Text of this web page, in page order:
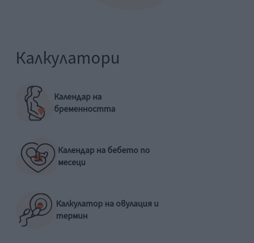
Калкулатори
Календар на
бременността
Календар на бебето по
месеци
Калкулатор на овулация и
термин